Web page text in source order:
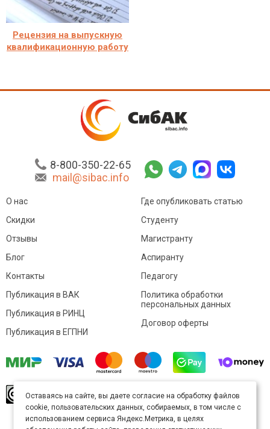
Рецензия на выпускную
квалификационную работу
8-800-350-22-65
mail@sibac.info
О нас
Скидки
Отзывы
Блог
Контакты
Где опубликовать статью
Студенту
Магистранту
Аспиранту
Педагогу
Публикация в ВАК
Публикация в РИНЦ
Публикация в ЕГПНИ
Политика обработки
персональных данных
Договор оферты
произведение доступно полицензии Creative
Commons «Attribution» («Атрибуция») 4.0
Непортированная.
Оставаясь на сайте, вы даете согласие на обработку файлов
cookie, пользовательских данных, собираемых, в том числе с
использованием сервиса Яндекс.Метрика, в целях